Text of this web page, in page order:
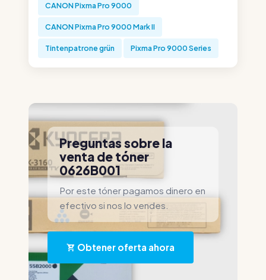
CANON Pixma Pro 9000
CANON Pixma Pro 9000 Mark II
Tintenpatrone grün Pixma Pro 9000 Series
Preguntas sobre la
venta de tóner
0626B001
Por este tóner pagamos dinero en
efectivo si nos lo vendes.
Obtener oferta ahora